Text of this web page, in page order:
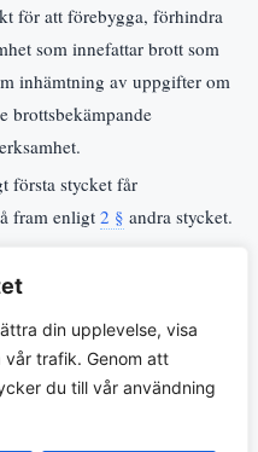
din upplevelse, visa
vår trafik. Genom att
du till vår användning
för att förebygga, förhindra
som innefattar brott som
inhämtning av uppgifter om
brottsbekämpande
första stycket får
fram enligt 2 § andra stycket.
(2025:124)
genom lag (2025:870)./
som gäller